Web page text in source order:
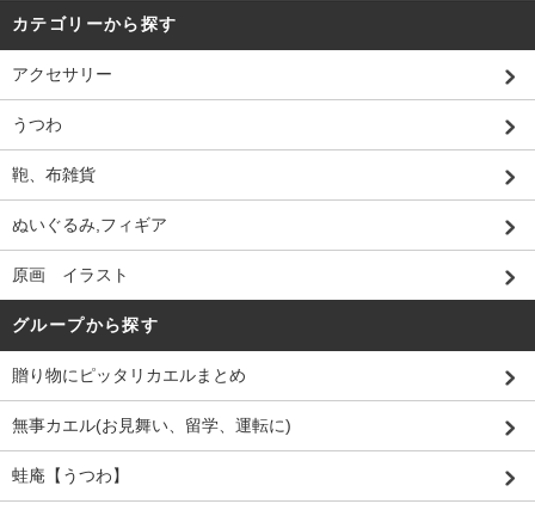
カテゴリーから探す
アクセサリー
うつわ
鞄、布雑貨
ぬいぐるみ,フィギア
原画 イラスト
グループから探す
贈り物にピッタリカエルまとめ
無事カエル(お見舞い、留学、運転に)
蛙庵【うつわ】